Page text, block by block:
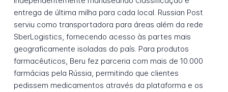
entrega de última milha para cada local. Russian Post
serviu como transportadora para áreas além da rede
SberLogistics, fornecendo acesso às partes mais
geograficamente isoladas do país. Para produtos
farmacêuticos, Beru fez parceria com mais de 10.000
farmácias pela Rússia, permitindo que clientes
pedissem medicamentos através da plataforma e os